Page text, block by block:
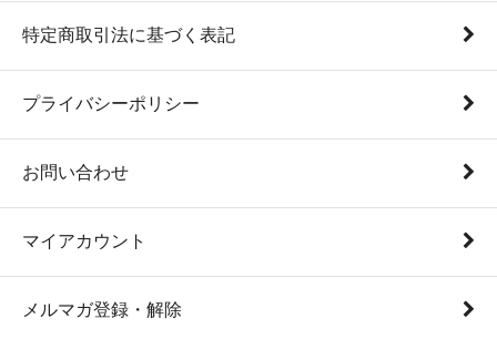
特定商取引法に基づく表記
プライバシーポリシー
お問い合わせ
マイアカウント
メルマガ登録・解除